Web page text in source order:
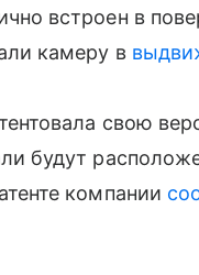
встроен в
камеру в
свою
будут
компании